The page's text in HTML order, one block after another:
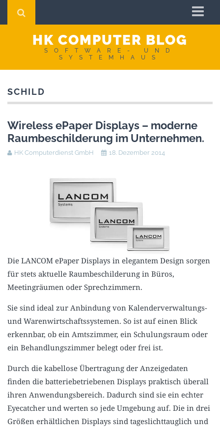
Startseite
Impressum
AGB
Datenschutzerklärung
HK COMPUTER BLOG
SOFTWARE- UND
SYSTEMHAUS
SCHILD
Wireless ePaper Displays – moderne
Raumbeschilderung im Unternehmen.
HK Computerdienst GmbH 18. Dezember 2014
Die LANCOM ePaper Displays in elegantem Design sorgen
für stets aktuelle Raumbeschilderung in Büros,
Meetingräumen oder Sprechzimmern.
Sie sind ideal zur Anbindung von Kalenderverwaltungs-
und Warenwirtschaftssystemen. So ist auf einen Blick
erkennbar, ob ein Amtszimmer, ein Schulungsraum oder
ein Behandlungszimmer belegt oder frei ist.
Durch die kabellose Übertragung der Anzeigedaten
finden die batteriebetriebenen Displays praktisch überall
ihren Anwendungsbereich. Dadurch sind sie ein echter
Eyecatcher und werten so jede Umgebung auf. Die in drei
Größen erhältlichen Displays sind tageslichttauglich und